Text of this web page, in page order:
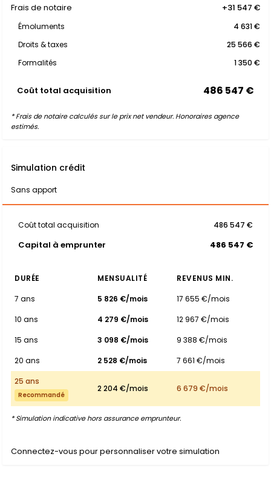
Frais de notaire +31 547 €
Émoluments
4 631 €
Droits & taxes
25 566 €
Formalités
1 350 €
Coût total acquisition 486 547 €
* Frais de notaire calculés sur le prix net vendeur. Honoraires agence
estimés.
Simulation crédit
Sans apport
Coût total acquisition 486 547 €
Capital à emprunter 486 547 €
DURÉE MENSUALITÉ
REVENUS MIN.
7 ans
5 826 €/mois
17 655 €/mois
10 ans
4 279 €/mois
12 967 €/mois
15 ans
3 098 €/mois
9 388 €/mois
20 ans
2 528 €/mois
7 661 €/mois
25 ans
Recommandé
2 204 €/mois 6 679 €/mois
* Simulation indicative hors assurance emprunteur.
Connectez-vous pour personnaliser votre simulation